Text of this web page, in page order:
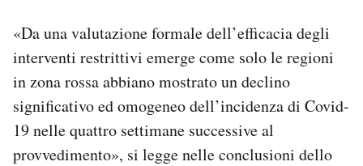
«Da una valutazione formale dell’efficacia degli
interventi restrittivi emerge come solo le regioni
in zona rossa abbiano mostrato un declino
significativo ed omogeneo dell’incidenza di Covid-
19 nelle quattro settimane successive al
provvedimento», si legge nelle conclusioni dello